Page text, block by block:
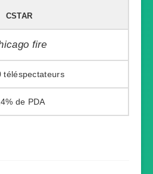
CSTAR
fire